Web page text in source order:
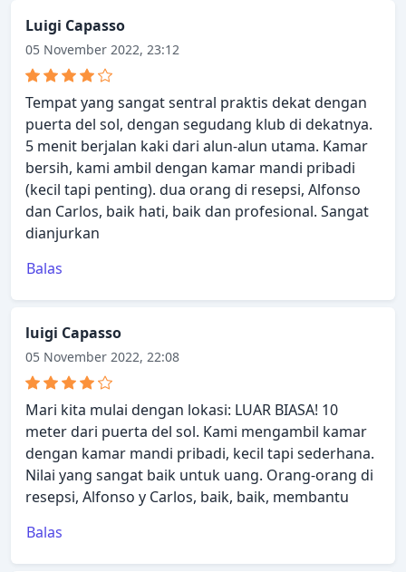
Luigi Capasso
05 November 2022, 23:12
Tempat yang sangat sentral praktis dekat dengan
puerta del sol, dengan segudang klub di dekatnya.
5 menit berjalan kaki dari alun-alun utama. Kamar
bersih, kami ambil dengan kamar mandi pribadi
(kecil tapi penting). dua orang di resepsi, Alfonso
dan Carlos, baik hati, baik dan profesional. Sangat
dianjurkan
Balas
luigi Capasso
05 November 2022, 22:08
Mari kita mulai dengan lokasi: LUAR BIASA! 10
meter dari puerta del sol. Kami mengambil kamar
dengan kamar mandi pribadi, kecil tapi sederhana.
Nilai yang sangat baik untuk uang. Orang-orang di
resepsi, Alfonso y Carlos, baik, baik, membantu
Balas